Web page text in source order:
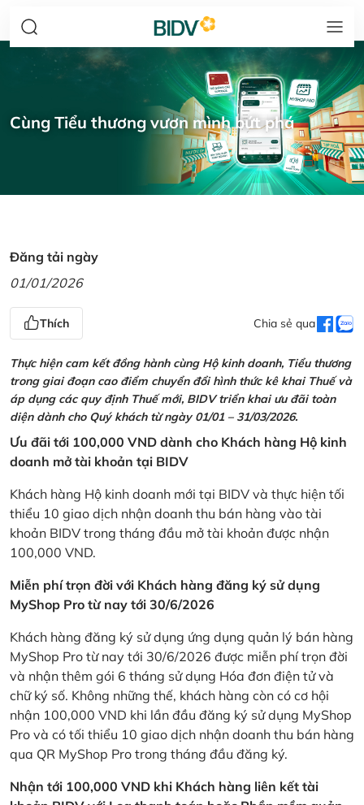
Cùng Tiểu thương vươn mình bứt phá
Đăng tải ngày
01/01/2026
Thích Chia sẻ qua
Thực hiện cam kết đồng hành cùng Hộ kinh doanh, Tiểu thương
trong giai đoạn cao điểm chuyển đổi hình thức kê khai Thuế và
áp dụng các quy định Thuế mới, BIDV triển khai ưu đãi toàn
diện dành cho Quý khách từ ngày 01/01 – 31/03/2026.
Ưu đãi tới 100,000 VND dành cho Khách hàng Hộ kinh
doanh mở tài khoản tại BIDV
Khách hàng Hộ kinh doanh mới tại BIDV và thực hiện tối
thiểu 10 giao dịch nhận doanh thu bán hàng vào tài
khoản BIDV trong tháng đầu mở tài khoản được nhận
100,000 VND.
Miễn phí trọn đời với Khách hàng đăng ký sử dụng
MyShop Pro từ nay tới 30/6/2026
Khách hàng đăng ký sử dụng ứng dụng quản lý bán hàng
MyShop Pro từ nay tới 30/6/2026 được miễn phí trọn đời
và nhận thêm gói 6 tháng sử dụng Hóa đơn điện tử và
chữ ký số. Không những thế, khách hàng còn có cơ hội
nhận 100,000 VND khi lần đầu đăng ký sử dụng MyShop
Pro và có tối thiểu 10 giao dịch nhận doanh thu bán hàng
qua QR MyShop Pro trong tháng đầu đăng ký.
Nhận tới 100,000 VND khi Khách hàng liên kết tài